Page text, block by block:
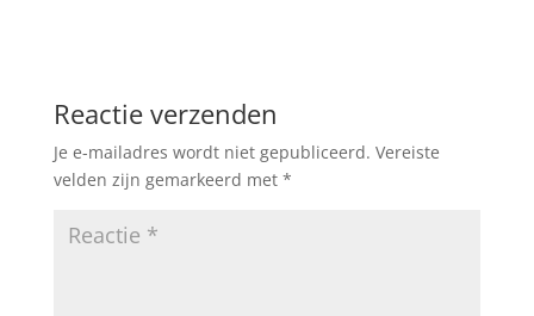
Reactie verzenden
Je e-mailadres wordt niet gepubliceerd. Vereiste
velden zijn gemarkeerd met *